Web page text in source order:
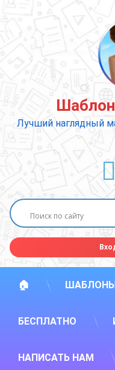
содержимому
Лучший наглядный
🏠
БЕСПЛАТНО
НАПИСАТЬ НАМ